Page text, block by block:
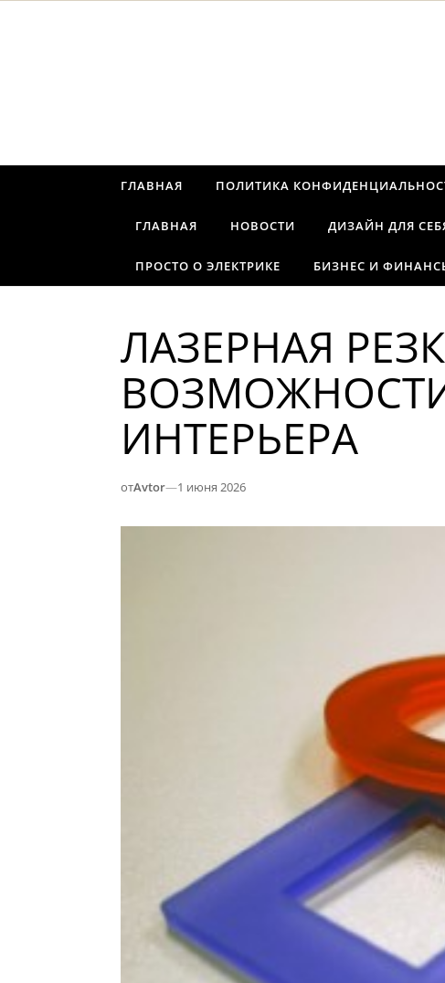
ГЛАВНАЯ ПОЛИТИКА
ГЛАВНАЯ НОВОСТИ ДИЗАЙН ДЛЯ
ПРОСТО О ЭЛЕКТРИКЕ БИЗНЕС И
ЛАЗЕРНАЯ
ИНТЕРЬЕРА
отAvtor—1 июня 2026